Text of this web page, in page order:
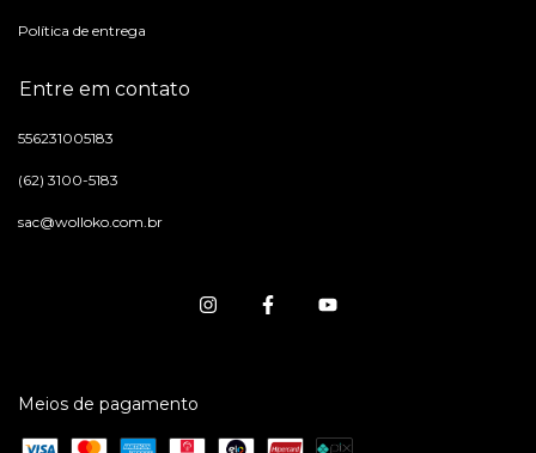
Política de entrega
Entre em contato
556231005183
(62) 3100-5183
sac@wolloko.com.br
Meios de pagamento